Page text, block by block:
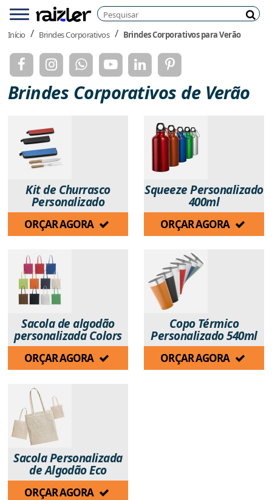
Menu Pesquisar
Início Brindes Corporativos Brindes Corporativos para Verão
Brindes Corporativos de Verão
Kit de Churrasco
Personalizado
ORÇAR AGORA
Squeeze Personalizado
400ml
ORÇAR AGORA
Sacola de algodão
personalizada Colors
ORÇAR AGORA
Copo Térmico
Personalizado 540ml
ORÇAR AGORA
Sacola Personalizada
de Algodão Eco
ORÇAR AGORA